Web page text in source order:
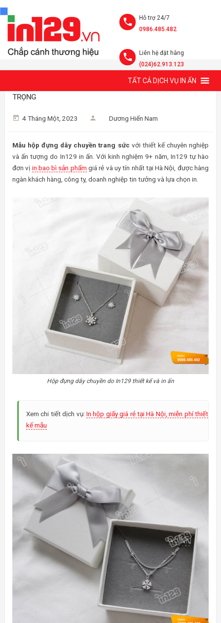
Hỗ trợ 24/7
0986.485.482
Liên hệ đặt hàng
(024)62.913.123
TẤT CẢ DỊCH VỤ IN ẤN
MẪU HỘP ĐỰNG DÂY CHUYỀN TRANG SỨC ĐẸP VÀ SANG
TRỌNG
4 Tháng Một, 2023 Dương Hiển Nam
Mẫu hộp đựng dây chuyền trang sức với thiết kế chuyên nghiệp
và ấn tượng do In129 in ấn. Với kinh nghiệm 9+ năm, In129 tự hào
đơn vị in bao bì sản phẩm giá rẻ và uy tín nhất tại Hà Nội, được hàng
ngàn khách hàng, công ty, doanh nghiệp tin tưởng và lựa chọn in.
Hộp đựng dây chuyền do In129 thiết kế và in ấn
Xem chi tiết dịch vụ: In hộp giấy giá rẻ tại Hà Nội, miễn phí thiết
kế mẫu